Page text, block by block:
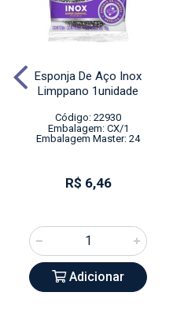
Esponja De Aço Inox
Limppano 1unidade
Código: 22930
Embalagem: CX/1
Embalagem Master: 24
R$ 6,46
Adicionar